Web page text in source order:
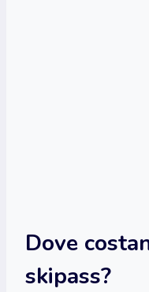
Dove
skipass?